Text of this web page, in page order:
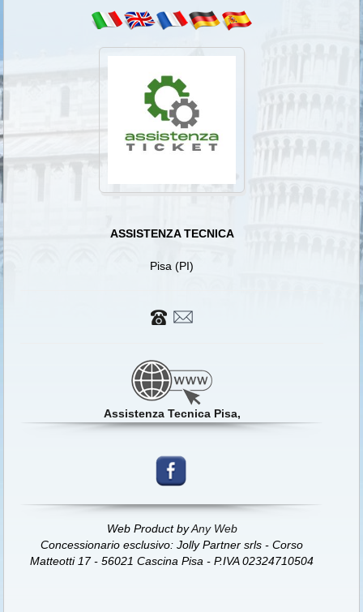
ASSISTENZA TECNICA
Pisa (PI)
Assistenza Tecnica Pisa,
Web Product byAny Web
Concessionario esclusivo: Jolly Partner srls - Corso
Matteotti 17 - 56021 Cascina Pisa - P.IVA 02324710504